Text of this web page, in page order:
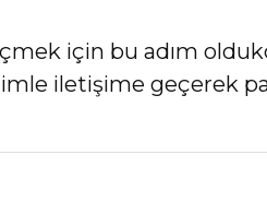
için bu adım
iletişime geçerek